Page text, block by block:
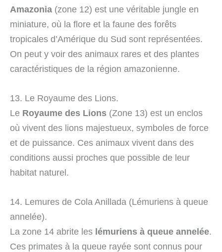
Amazonia (zone 12) est une véritable jungle en
miniature, où la flore et la faune des forêts
tropicales d’Amérique du Sud sont représentées.
On peut y voir des animaux rares et des plantes
caractéristiques de la région amazonienne.
13. Le Royaume des Lions.
Le Royaume des Lions (Zone 13) est un enclos
où vivent des lions majestueux, symboles de force
et de puissance. Ces animaux vivent dans des
conditions aussi proches que possible de leur
habitat naturel.
14. Lemures de Cola Anillada (Lémuriens à queue
annelée).
La zone 14 abrite les lémuriens à queue annelée.
Ces primates à la queue rayée sont connus pour